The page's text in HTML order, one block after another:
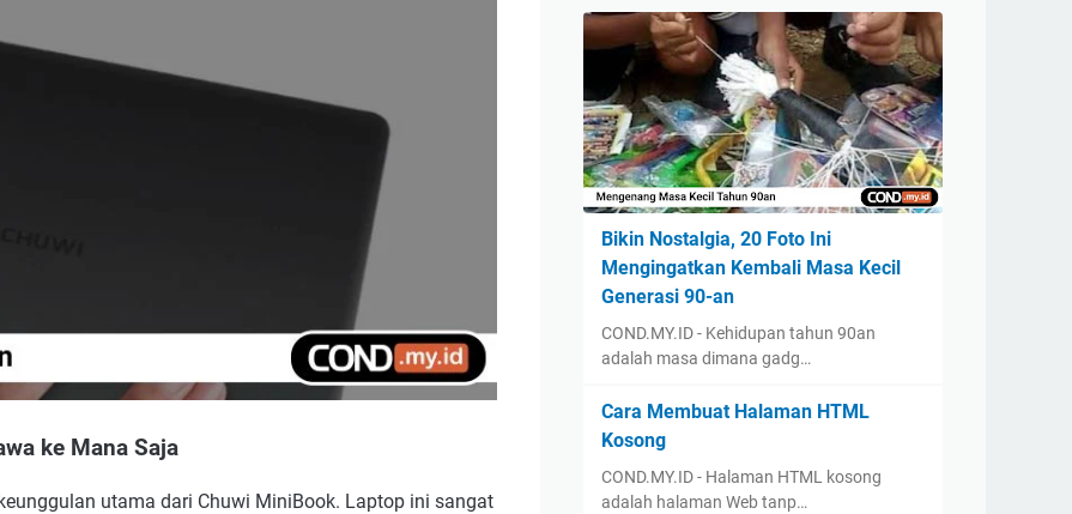
ke Mana Saja
utama dari Chuwi MiniBook. Laptop ini sangat
Bikin Nostalgia, 20 Foto Ini
Mengingatkan Kembali Masa Kecil
Generasi 90-an
COND.MY.ID - Kehidupan tahun 90an
adalah masa dimana gadg…
Cara Membuat Halaman HTML
Kosong
COND.MY.ID - Halaman HTML kosong
adalah halaman Web tanp…